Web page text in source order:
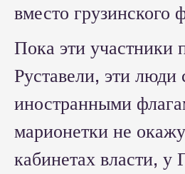
вместо грузинского
Пока эти участники
Руставели, эти люди
иностранными
марионетки не
кабинетах власти, у